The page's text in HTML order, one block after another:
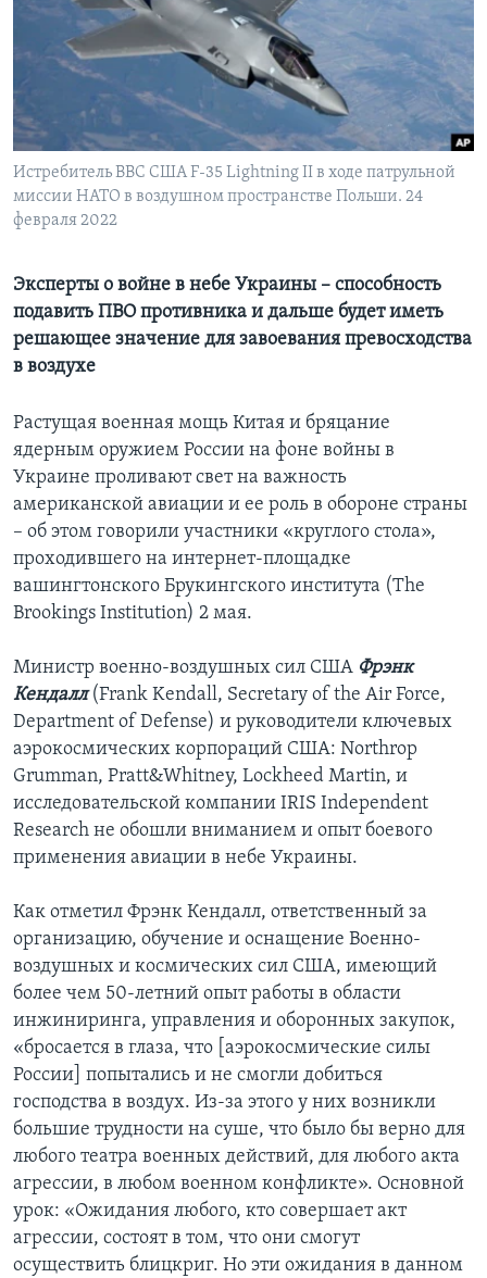
Learning English
СОЦИАЛЬНЫЕ СЕТИ
Языки
Истребитель ВВС США F-35 Lightning II в ходе патрульной
миссии НАТО в воздушном пространстве Польши. 24
февраля 2022
Эксперты о войне в небе Украины – способность
подавить ПВО противника и дальше будет иметь
решающее значение для завоевания превосходства
в воздухе
Растущая военная мощь Китая и бряцание
ядерным оружием России на фоне войны в
Украине проливают свет на важность
американской авиации и ее роль в обороне страны
– об этом говорили участники «круглого стола»,
проходившего на интернет-площадке
вашингтонского Брукингского института (The
Brookings Institution) 2 мая.
Министр военно-воздушных сил США Фрэнк
Кендалл(Frank Kendall, Secretary of the Air Force,
Department of Defense) и руководители ключевых
аэрокосмических корпораций США: Northrop
Grumman, Pratt&Whitney, Lockheed Martin, и
исследовательской компании IRIS Independent
Research не обошли вниманием и опыт боевого
применения авиации в небе Украины.
Как отметил Фрэнк Кендалл, ответственный за
организацию, обучение и оснащение Военно-
воздушных и космических сил США, имеющий
более чем 50-летний опыт работы в области
инжиниринга, управления и оборонных закупок,
«бросается в глаза, что [аэрокосмические силы
России] попытались и не смогли добиться
господства в воздух. Из-за этого у них возникли
большие трудности на суше, что было бы верно для
любого театра военных действий, для любого акта
агрессии, в любом военном конфликте». Основной
урок: «Ожидания любого, кто совершает акт
агрессии, состоят в том, что они смогут
осуществить блицкриг. Но эти ожидания в данном